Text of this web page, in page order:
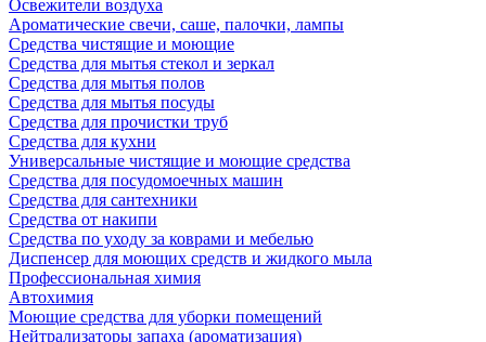
Освежители воздуха
Ароматические свечи, саше, палочки, лампы
Средства чистящие и моющие
Средства для мытья стекол и зеркал
Средства для мытья полов
Средства для мытья посуды
Средства для прочистки труб
Средства для кухни
Универсальные чистящие и моющие средства
Средства для посудомоечных машин
Средства для сантехники
Средства от накипи
Средства по уходу за коврами и мебелью
Диспенсер для моющих средств и жидкого мыла
Профессиональная химия
Автохимия
Моющие средства для уборки помещений
Нейтрализаторы запаха (ароматизация)